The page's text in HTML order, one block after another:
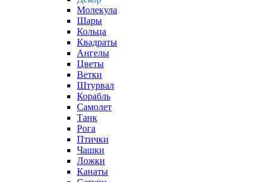
Молекула
Шары
Кольца
Квадраты
Ангелы
Цветы
Ветки
Штурвал
Корабль
Самолет
Танк
Рога
Птички
Чашки
Ложки
Канаты